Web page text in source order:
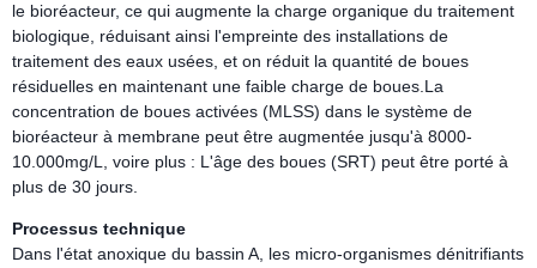
le bioréacteur, ce qui augmente la charge organique du traitement
biologique, réduisant ainsi l'empreinte des installations de
traitement des eaux usées, et on réduit la quantité de boues
résiduelles en maintenant une faible charge de boues.La
concentration de boues activées (MLSS) dans le système de
bioréacteur à membrane peut être augmentée jusqu'à 8000-
10.000mg/L, voire plus : L'âge des boues (SRT) peut être porté à
plus de 30 jours.
Processus technique
Dans l'état anoxique du bassin A, les micro-organismes dénitrifiants